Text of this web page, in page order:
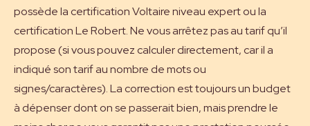
possède la certification Voltaire niveau expert ou la
certification Le Robert. Ne vous arrêtez pas au tarif qu’il
propose (si vous pouvez calculer directement, car il a
indiqué son tarif au nombre de mots ou
signes/caractères). La correction est toujours un budget
à dépenser dont on se passerait bien, mais prendre le